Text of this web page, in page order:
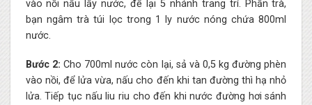
vào nồi nấu lấy nước, để lại 5 nhánh trang trí. Phần trà,
bạn ngâm trà túi lọc trong 1 ly nước nóng chứa 800ml
nước.
Bước 2: Cho 700ml nước còn lại, sả và 0,5 kg đường phèn
vào nồi, để lửa vừa, nấu cho đến khi tan đường thì hạ nhỏ
lửa. Tiếp tục nấu liu riu cho đến khi nước đường hơi sánh